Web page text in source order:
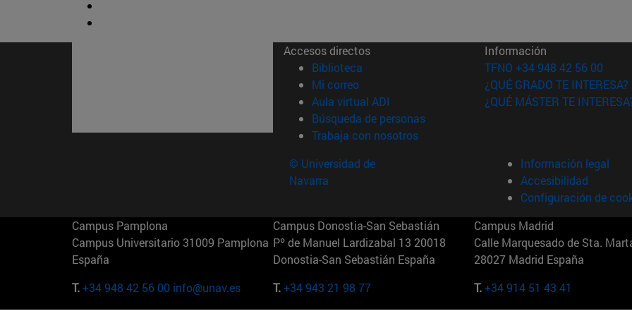
Accesos directos
Biblioteca (abre en nueva ventana)
Mi correo(abre en nueva ventana)
Aula virtual ADI (abre en nueva ventana)
Búsqueda de personas(abre en nueva ventana)
Trabaja con nosotros(abre en nueva ventana)
Información
TFNO +34 948 42 56 00
¿QUÉ GRADO TE INTERESA?
¿QUÉ MÁSTER TE
© Universidad de
Navarra
Información legal
Accesibilidad
Configuración de
Campus Pamplona
Campus Universitario 31009 Pamplona
España
T.+34 948 42 56 00 info@unav.es
Campus Donostia-San Sebastián
Pº de Manuel Lardizabal 13 20018
Donostia-San Sebastián España
T.+34 943 21 98 77
Campus Madrid
Calle Marquesado de Sta.
28027 Madrid España
T.+34 914 51 43 41